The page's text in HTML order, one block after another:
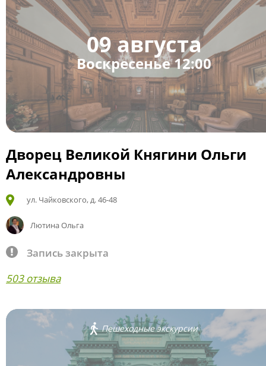
09 августа
Воскресенье 12:00
Дворец Великой Княгини Ольги
Александровны
ул. Чайковского, д. 46-48
Лютина Ольга
Запись закрыта
503 отзыва
Пешеходные экскурсии